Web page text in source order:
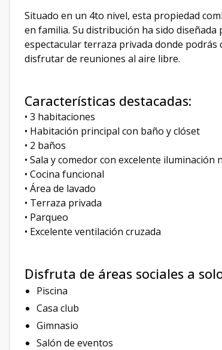
Situado en un 4to nivel, esta propiedad
en familia. Su distribución ha sido
espectacular terraza privada donde
disfrutar de reuniones al aire libre.
Características destacadas:
• 3 habitaciones
• Habitación principal con baño y clóset
• 2 baños
• Sala y comedor con excelente iluminación
• Cocina funcional
• Área de lavado
• Terraza privada
• Parqueo
• Excelente ventilación cruzada
Disfruta de áreas sociales a
Piscina
Casa club
Gimnasio
Salón de eventos